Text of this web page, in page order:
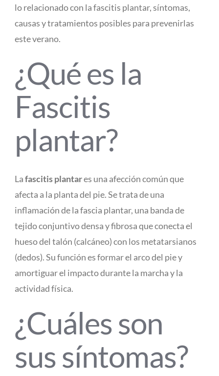
lo relacionado con la fascitis plantar, síntomas,
causas y tratamientos posibles para prevenirlas
este verano.
¿Qué es la
Fascitis
plantar?
Lafascitis plantares una afección común que
afecta a la planta del pie. Se trata de una
inflamación de la fascia plantar, una banda de
tejido conjuntivo densa y fibrosa que conecta el
hueso del talón (calcáneo) con los metatarsianos
(dedos). Su función es formar el arco del pie y
amortiguar el impacto durante la marcha y la
actividad física.
¿Cuáles son
sus síntomas?